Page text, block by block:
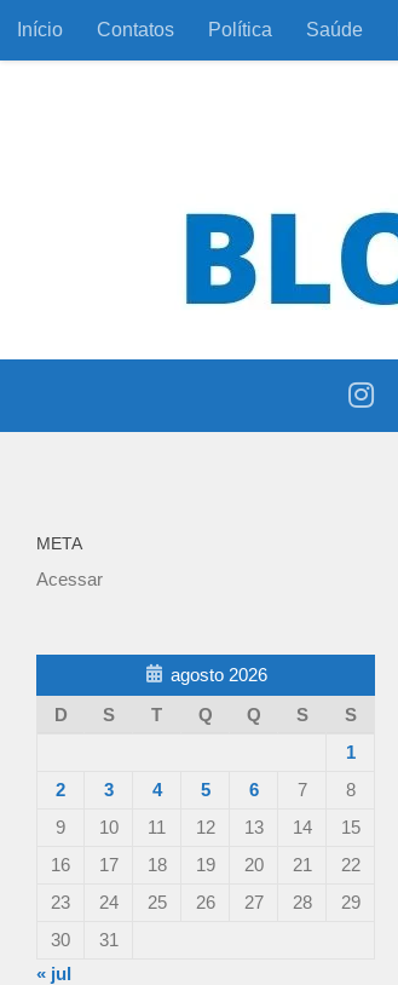
Skip to content
Início Contatos Política Saúde
META
Acessar
agosto 2026
D
S T Q Q S
S
1
2
3 4 5 6 7
8
9
10 11 12 13 14
15
16
17 18 19 20 21
22
23
24 25 26 27 28
29
30
31
« jul